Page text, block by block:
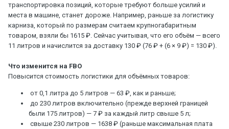
транспортировка позиций, которые требуют больше усилий и
места в машине, станет дороже. Например, раньше за логистику
карниза, который по размерам считаем крупногабаритным
товаром, взяли бы 1615 ₽. Сейчас учитывая, что его объём — всего
11 литров и начислится за доставку 130 ₽ (76 ₽ + (6 × 9 ₽) = 130 ₽).
Что изменится на FBO
Повысится стоимость логистики для объёмных товаров:
от 0,1 литра до 5 литров — 63 ₽, как и раньше;
до 230 литров включительно (прежде верхней границей
были 175 литров) — 7 ₽ за каждый литр свыше 5 л;
свыше 230 литров — 1638 ₽ (раньше максимальная плата